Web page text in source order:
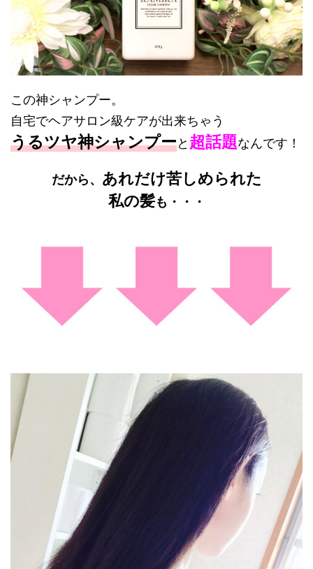
この神シャンプー。
自宅でヘアサロン級ケアが出来ちゃう
うるツヤ神シャンプーと 超話題なんです！
だから、 あれだけ苦しめられた
私の髪も・・・